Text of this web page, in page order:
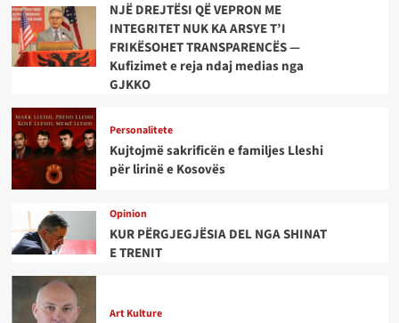
NJË DREJTËSI QË VEPRON ME
INTEGRITET NUK KA ARSYE T’I
FRIKËSOHET TRANSPARENCËS —
Kufizimet e reja ndaj medias nga
GJKKO
Personalitete
Kujtojmë sakrificën e familjes Lleshi
për lirinë e Kosovës
Opinion
KUR PËRGJEGJËSIA DEL NGA SHINAT
E TRENIT
Art Kulture